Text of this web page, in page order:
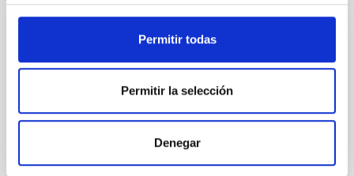
Permitir todas
Permitir la selección
Denegar
RESULTADO DE INVESTIGACIÓN
Una métrica Hα para identificar agujeros
negros durmientes en binarias transitorias
de rayos X
Los agujeros negros inactivos en binarias transitorias
de rayos X pueden identificarse por la presencia de
líneas de emisión Hα anchas, formadas en discos de